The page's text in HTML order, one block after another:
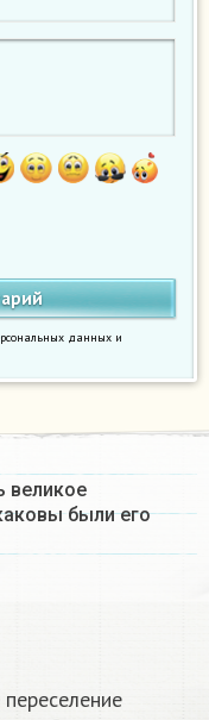
данных и
великое
были его